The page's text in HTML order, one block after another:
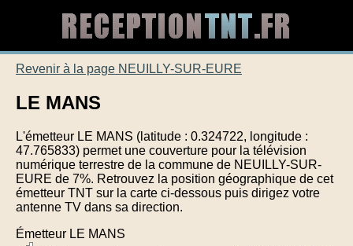
Revenir à la page NEUILLY-SUR-EURE
LE MANS
L'émetteur LE MANS (latitude : 0.324722, longitude :
47.765833) permet une couverture pour la télévision
numérique terrestre de la commune de NEUILLY-SUR-
EURE de 7%. Retrouvez la position géographique de cet
émetteur TNT sur la carte ci-dessous puis dirigez votre
antenne TV dans sa direction.
Émetteur LE MANS